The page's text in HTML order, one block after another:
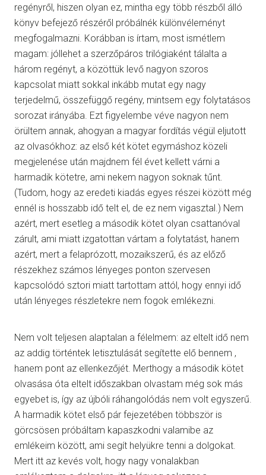
regényről, hiszen olyan ez, mintha egy több részből álló
könyv befejező részéről próbálnék különvéleményt
megfogalmazni. Korábban is írtam, most ismétlem
magam: jóllehet a szerzőpáros trilógiaként tálalta a
három regényt, a közöttük levő nagyon szoros
kapcsolat miatt sokkal inkább mutat egy nagy
terjedelmű, összefüggő regény, mintsem egy folytatásos
sorozat irányába. Ezt figyelembe véve nagyon nem
örültem annak, ahogyan a magyar fordítás végül eljutott
az olvasókhoz: az első két kötet egymáshoz közeli
megjelenése után majdnem fél évet kellett várni a
harmadik kötetre, ami nekem nagyon soknak tűnt.
(Tudom, hogy az eredeti kiadás egyes részei között még
ennél is hosszabb idő telt el, de ez nem vigasztal.) Nem
azért, mert esetleg a második kötet olyan csattanóval
zárult, ami miatt izgatottan vártam a folytatást, hanem
azért, mert a felaprózott, mozaikszerű, és az előző
részekhez számos lényeges ponton szervesen
kapcsolódó sztori miatt tartottam attól, hogy ennyi idő
után lényeges részletekre nem fogok emlékezni.
Nem volt teljesen alaptalan a félelmem: az eltelt idő nem
az addig történtek letisztulását segítette elő bennem ,
hanem pont az ellenkezőjét. Merthogy a második kötet
olvasása óta eltelt időszakban olvastam még sok más
egyebet is, így az újbóli ráhangolódás nem volt egyszerű.
A harmadik kötet első pár fejezetében többször is
görcsösen próbáltam kapaszkodni valamibe az
emlékeim között, ami segít helyükre tenni a dolgokat.
Mert itt az kevés volt, hogy nagy vonalakban